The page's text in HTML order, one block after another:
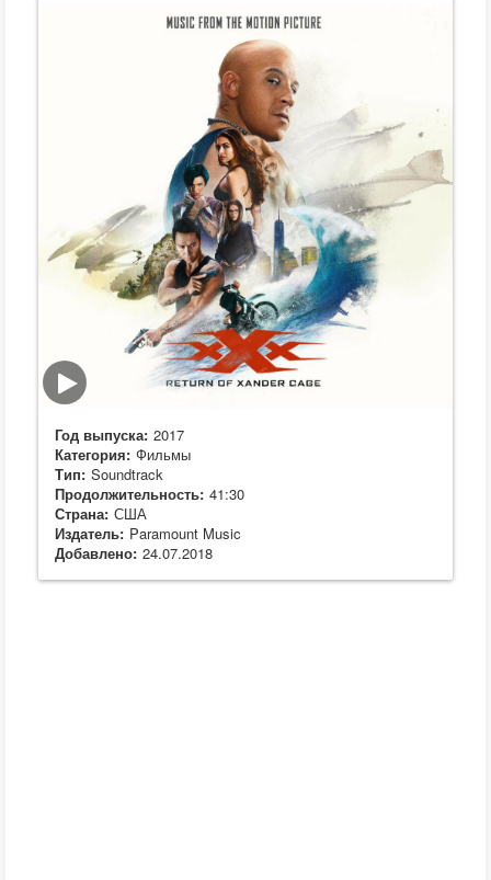
Год выпуска: 2017
Категория: Фильмы
Тип: Soundtrack
Продолжительность: 41:30
Страна: США
Издатель: Paramount Music
Добавлено: 24.07.2018